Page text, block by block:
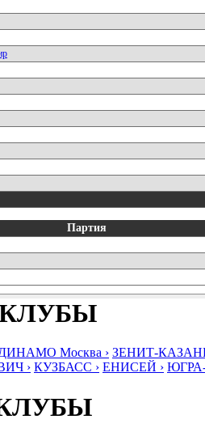
Партия
Москва › ЗЕНИТ-
› КУЗБАСС › ЕНИСЕЙ ›